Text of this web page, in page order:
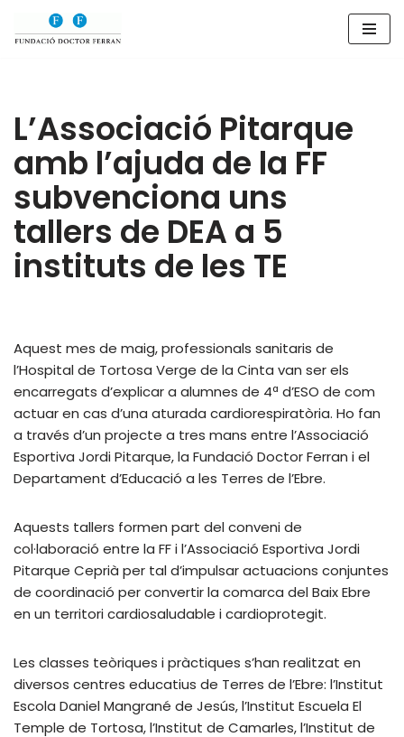
Saltar
L’Associació Pitarque
amb l’ajuda de la FF
subvenciona uns
tallers de DEA a 5
instituts de les TE
Aquest mes de maig, professionals sanitaris de
l’Hospital de Tortosa Verge de la Cinta van ser els
encarregats d’explicar a alumnes de 4ª d’ESO de com
actuar en cas d’una aturada cardiorespiratòria. Ho fan
a través d’un projecte a tres mans entre l’Associació
Esportiva Jordi Pitarque, la Fundació Doctor Ferran i el
Departament d’Educació a les Terres de l’Ebre.
Aquests tallers formen part del conveni de
col·laboració entre la FF i l’Associació Esportiva Jordi
Pitarque Ceprià per tal d’impulsar actuacions conjuntes
de coordinació per convertir la comarca del Baix Ebre
en un territori cardiosaludable i cardioprotegit.
Les classes teòriques i pràctiques s’han realitzat en
diversos centres educatius de Terres de l’Ebre: l’Institut
Escola Daniel Mangrané de Jesús, l’Institut Escuela El
Temple de Tortosa, l’Institut de Camarles, l’Institut de